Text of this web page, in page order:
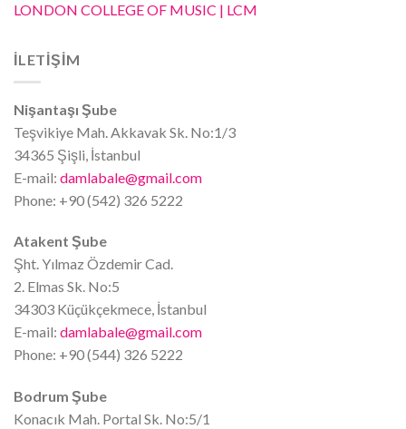
LONDON COLLEGE OF MUSIC | LCM
İLETİŞİM
Nişantaşı Şube
Teşvikiye Mah. Akkavak Sk. No:1/3
34365 Şişli, İstanbul
E-mail: damlabale@gmail.com
Phone: +90 (542) 326 5222
Atakent Şube
Şht. Yılmaz Özdemir Cad.
2. Elmas Sk. No:5
34303 Küçükçekmece, İstanbul
E-mail: damlabale@gmail.com
Phone: +90 (544) 326 5222
Bodrum Şube
Konacık Mah. Portal Sk. No:5/1